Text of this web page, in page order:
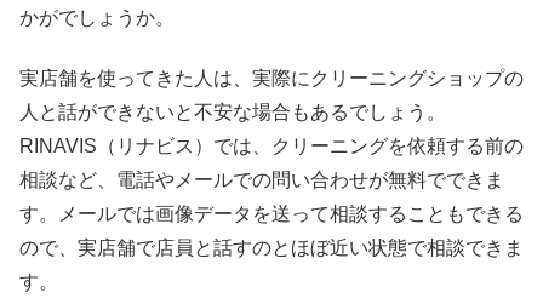
かがでしょうか。
実店舗を使ってきた人は、実際にクリーニングショップの
人と話ができないと不安な場合もあるでしょう。
RINAVIS（リナビス）では、クリーニングを依頼する前の
相談など、電話やメールでの問い合わせが無料でできま
す。メールでは画像データを送って相談することもできる
ので、実店舗で店員と話すのとほぼ近い状態で相談できま
す。